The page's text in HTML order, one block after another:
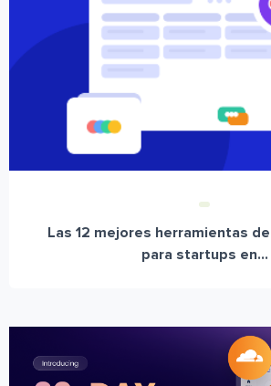
Las 12 mejores herramientas
para startups en...